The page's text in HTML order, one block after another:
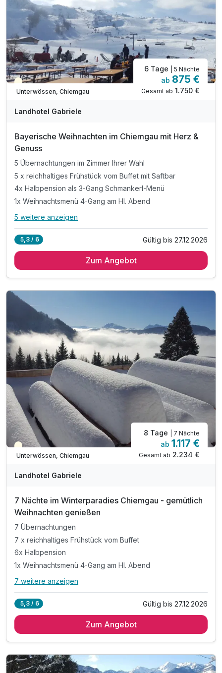
Saisonal verfügbar
Unterwössen, Chiemgau
6 Tage | 5 Nächte
ab 875 €
Gesamt ab 1.750 €
Landhotel Gabriele
Bayerische Weihnachten im Chiemgau mit Herz &
Genuss
5 Übernachtungen im Zimmer Ihrer Wahl
5 x reichhaltiges Frühstück vom Buffet mit Saftbar
4x Halbpension als 3-Gang Schmankerl-Menü
1x Weihnachtsmenü 4-Gang am Hl. Abend
Alle Inklusivleistungen
5 x reichhaltiges Frühstück vom Buffet mit Saftbar
1x Plätzchenteller auf dem Zimmer
1x Weihnachtsgeschenk
1x Weinverkostung mit dem Chef
1x Musikabend in den Stuben
1x Fackelwanderung mit Glühweingaudi
5 weitere anzeigen
5,3 / 6 Gültig bis 27.12.2026
Zum Angebot
Saisonal verfügbar
Unterwössen, Chiemgau
8 Tage | 7 Nächte
ab 1.117 €
Gesamt ab 2.234 €
Landhotel Gabriele
7 Nächte im Winterparadies Chiemgau - gemütlich
Weihnachten genießen
7 Übernachtungen
7 x reichhaltiges Frühstück vom Buffet
6x Halbpension
1x Weihnachtsmenü 4-Gang am Hl. Abend
Alle Inklusivleistungen
7 x reichhaltiges Frühstück vom Buffet
1x Plätzchenteller auf dem Zimmer
7 weitere anzeigen
5,3 / 6 Gültig bis 27.12.2026
Zum Angebot